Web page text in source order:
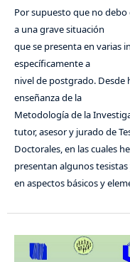
Por supuesto que no
a una grave situación
que se presenta en varias
específicamente a
nivel de postgrado. Desde
enseñanza de la
Metodología de la
tutor, asesor y jurado de
Doctorales, en las cuales
presentan algunos
en aspectos básicos y